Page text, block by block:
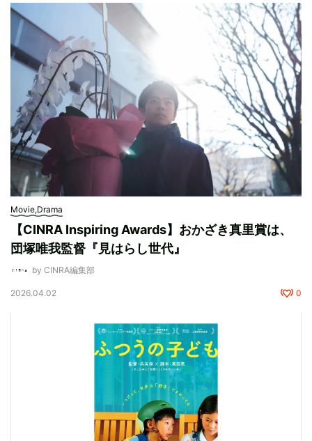
Movie,Drama
【CINRA Inspiring Awards】おかざき真里賞は、
団塚唯我監督『見はらし世代』
by CINRA編集部
2026.04.02 0